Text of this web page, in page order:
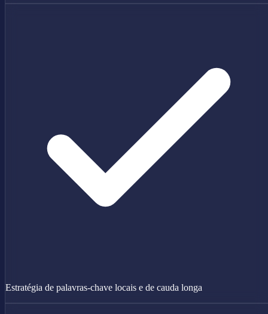
Estratégia de palavras-chave locais e de cauda longa